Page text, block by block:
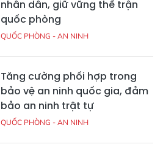
nhân dân, giữ vững thế trận
quốc phòng
QUỐC PHÒNG - AN NINH
Tăng cường phối hợp trong
bảo vệ an ninh quốc gia, đảm
bảo an ninh trật tự
QUỐC PHÒNG - AN NINH